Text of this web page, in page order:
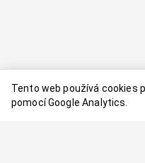
Tento web používá cookies
pomocí Google Analytics.